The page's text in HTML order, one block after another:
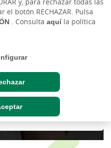
y, para rechazar todas las
botón RECHAZAR. Pulsa
. Consulta aquíla política
de tu
oscilaciones en el
de nuestros